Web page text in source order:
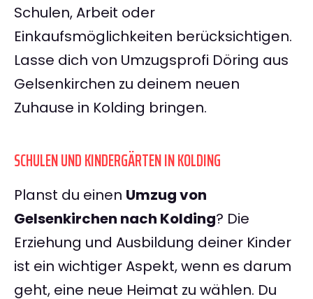
Schulen, Arbeit oder
Einkaufsmöglichkeiten berücksichtigen.
Lasse dich von Umzugsprofi Döring aus
Gelsenkirchen zu deinem neuen
Zuhause in Kolding bringen.
SCHULEN UND KINDERGÄRTEN IN KOLDING
Planst du einen Umzug von
Gelsenkirchen nach Kolding? Die
Erziehung und Ausbildung deiner Kinder
ist ein wichtiger Aspekt, wenn es darum
geht, eine neue Heimat zu wählen. Du